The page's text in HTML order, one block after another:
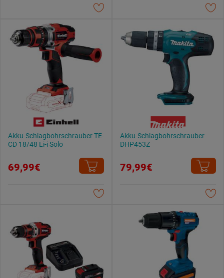
Akku-Schlagbohrschrauber TE-
CD 18/48 Li-i Solo
69,99€
Akku-Schlagbohrschrauber
DHP453Z
79,99€